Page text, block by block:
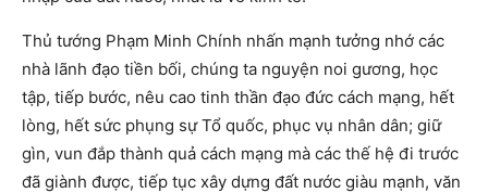
Thủ tướng Phạm Minh Chính nhấn mạnh tưởng nhớ các
nhà lãnh đạo tiền bối, chúng ta nguyện noi gương, học
tập, tiếp bước, nêu cao tinh thần đạo đức cách mạng, hết
lòng, hết sức phụng sự Tổ quốc, phục vụ nhân dân; giữ
gìn, vun đắp thành quả cách mạng mà các thế hệ đi trước
đã giành được, tiếp tục xây dựng đất nước giàu mạnh, văn